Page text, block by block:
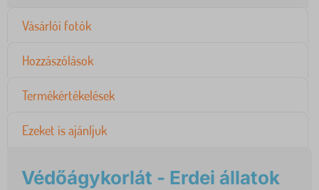
Vásárlói fotók
Hozzászólások
Termékértékelések
Ezeket is ajánljuk
Védőágykorlát - Erdei állatok